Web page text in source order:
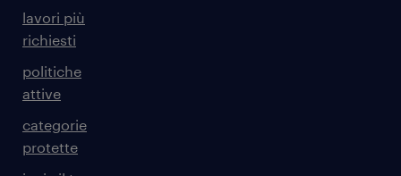
lavori più
richiesti
politiche
attive
categorie
protette